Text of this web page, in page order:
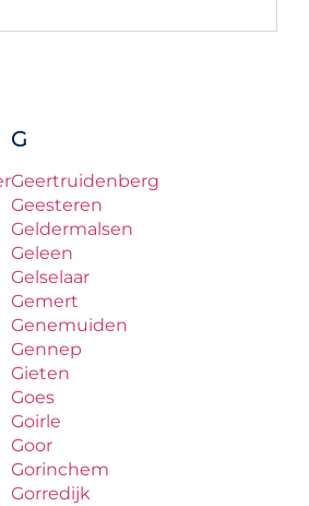
G
Geertruidenberg
Geesteren
Geldermalsen
Geleen
Gelselaar
Gemert
Genemuiden
Gennep
Gieten
Goes
Goirle
Goor
Gorinchem
Gorredijk